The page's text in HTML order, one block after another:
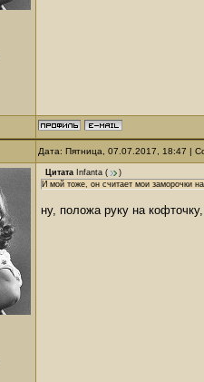
Дата: Пятница, 07.07.2017, 18:47 |
Цитата Infanta (
)
И мой тоже, он считает мои заморочки
ну, положа руку на